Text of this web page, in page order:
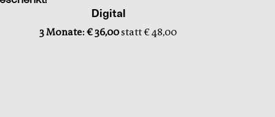
Digital
3 Monate: € 36,00statt € 48,00